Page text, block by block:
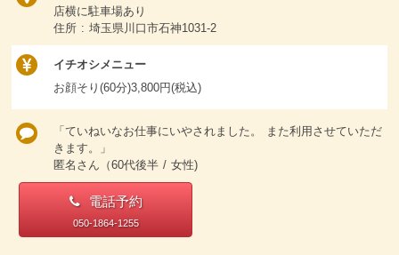
店横に駐車場あり
住所 : 埼玉県川口市石神1031-2
イチオシメニュー
お顔そり(60分)3,800円(税込)
「ていねいなお仕事にいやされました。 また利用させていただ
きます。」
匿名さん（60代後半 / 女性)
電話予約
050-1864-1255